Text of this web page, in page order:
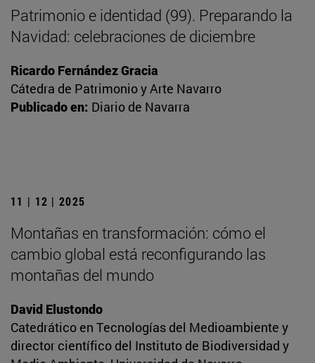
Patrimonio e identidad (99). Preparando la
Navidad: celebraciones de diciembre
Ricardo Fernández Gracia
Cátedra de Patrimonio y Arte Navarro
Publicado en: Diario de Navarra
11 | 12 | 2025
Montañas en transformación: cómo el
cambio global está reconfigurando las
montañas del mundo
David Elustondo
Catedrático en Tecnologías del Medioambiente y
director científico del Instituto de Biodiversidad y